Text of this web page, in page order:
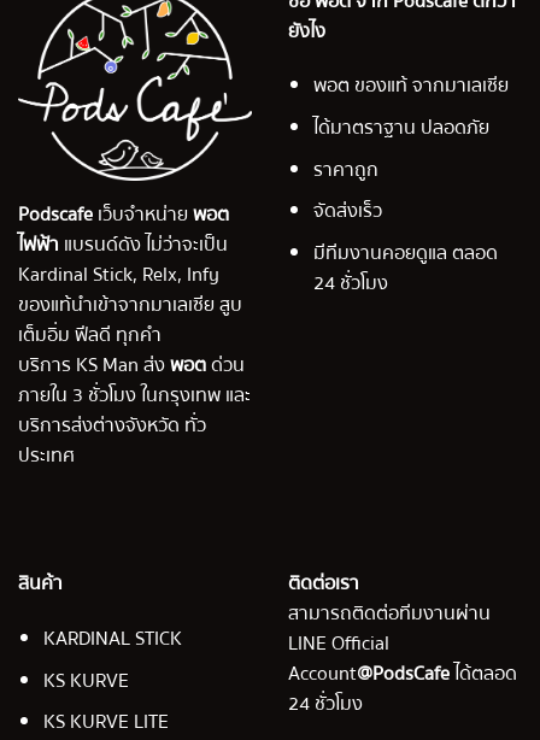
Podscafeเว็บจำหน่ายพอต
ไฟฟ้า แบรนด์ดัง ไม่ว่าจะเป็น
Kardinal Stick, Relx, Infy
ของแท้นำเข้าจากมาเลเซีย สูบ
เต็มอิ่ม ฟีลดี ทุกคำ
บริการ KS Man ส่งพอตด่วน
ภายใน 3 ชั่วโมง ในกรุงเทพ และ
บริการส่งต่างจังหวัด ทั่ว
ประเทศ
ยังไง
พอต ของแท้ จากมาเลเซีย
ได้มาตราฐาน ปลอดภัย
ราคาถูก
จัดส่งเร็ว
มีทีมงานคอยดูแล ตลอด
24 ชั่วโมง
สินค้า
KARDINAL STICK
KS KURVE
KS KURVE LITE
ติดต่อเรา
สามารถติดต่อทีมงานผ่าน
LINE Official
Account@PodsCafeได้ตลอด
24 ชั่วโมง